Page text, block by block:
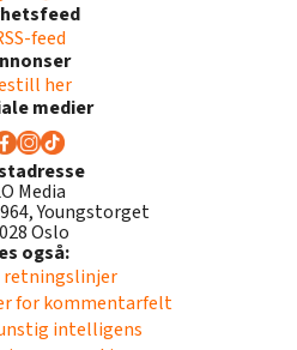
feed
her
medier
Media
Youngstorget
Oslo
også:
retningslinjer
for kommentarfelt
intelligens